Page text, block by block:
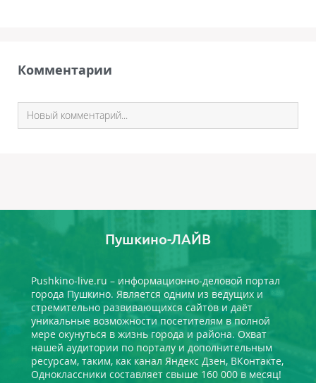
Комментарии
Пушкино-ЛАЙВ
Pushkino-live.ru – информационно-деловой портал
города Пушкино. Является одним из ведущих и
стремительно развивающихся сайтов и даёт
уникальные возможности посетителям в полной
мере окунуться в жизнь города и района. Охват
нашей аудитории по порталу и дополнительным
ресурсам, таким, как канал Яндекс Дзен, ВКонтакте,
Одноклассники составляет свыше 160 000 в месяц!